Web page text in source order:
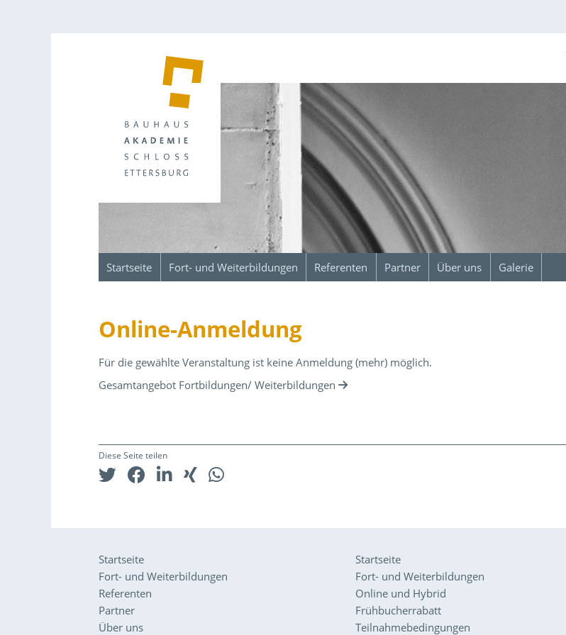
Startseite Fort- und Weiterbildungen Referenten Partner Über uns Galerie
Online-Anmeldung
Für die gewählte Veranstaltung ist keine Anmeldung (mehr) möglich.
Gesamtangebot Fortbildungen/ Weiterbildungen
Diese Seite teilen
Startseite
Fort- und Weiterbildungen
Referenten
Partner
Über uns
Startseite
Fort- und Weiterbildungen
Online und Hybrid
Frühbucherrabatt
Teilnahmebedingungen